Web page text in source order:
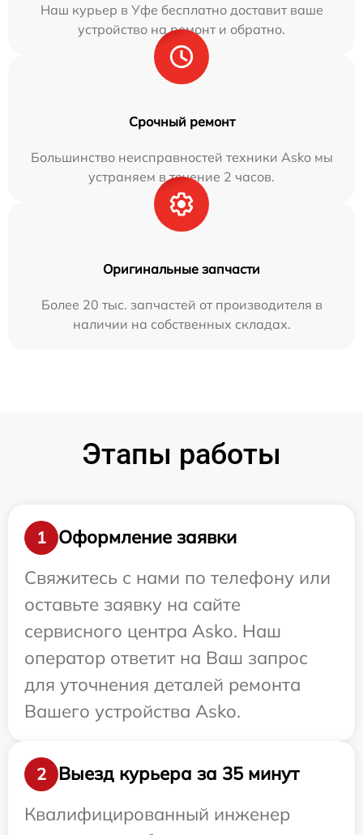
Наш курьер в Уфе бесплатно доставит ваше
устройство на ремонт и обратно.
Срочный ремонт
Большинство неисправностей техники Asko мы
устраняем в течение 2 часов.
Оригинальные запчасти
Более 20 тыс. запчастей от производителя в
наличии на собственных складах.
Этапы работы
1
Оформление заявки
Свяжитесь с нами по телефону или
оставьте заявку на сайте
сервисного центра Asko. Наш
оператор ответит на Ваш запрос
для уточнения деталей ремонта
Вашего устройства Asko.
2
Выезд курьера за 35 минут
Квалифицированный инженер